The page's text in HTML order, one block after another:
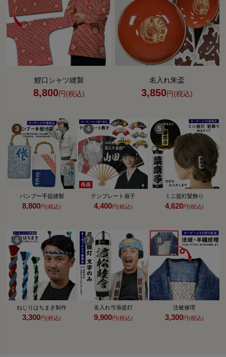
鯉口シャツ縫製
8,800円(税込)
名入れ朱盃
3,850円(税込)
バンブー手提縫製
8,800円(税込)
テンプレート扇子
4,400円(税込)
ミニ提灯髪飾り
4,620円(税込)
ねじりはちまき制作
3,300円(税込)
名入れ弓張提灯
9,900円(税込)
法被修理
3,300円(税込)